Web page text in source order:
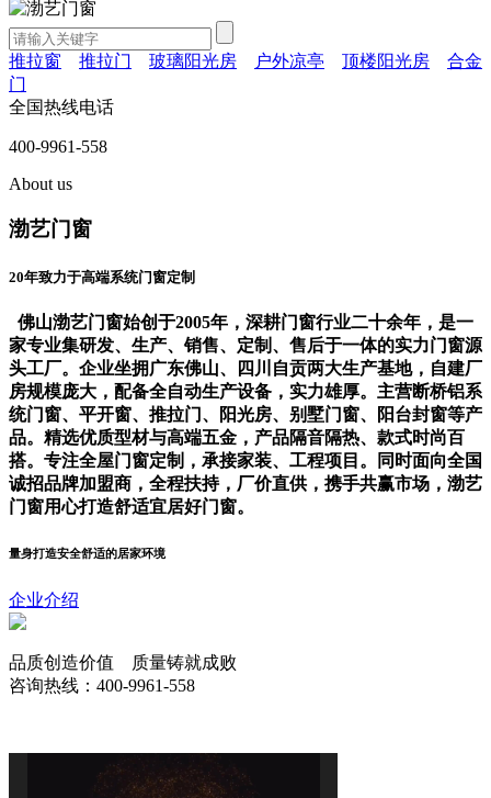
推拉窗 推拉门 玻璃阳光房 户外凉亭 顶楼阳光房
合金
门
全国热线电话
400-9961-558
About us
渤艺门窗
20年致力于高端系统门窗定制
佛山渤艺门窗始创于2005年，深耕门窗行业二十余年，是一
家专业集研发、生产、销售、定制、售后于一体的实力门窗源
头工厂。企业坐拥广东佛山、四川自贡两大生产基地，自建厂
房规模庞大，配备全自动生产设备，实力雄厚。主营断桥铝系
统门窗、平开窗、推拉门、阳光房、别墅门窗、阳台封窗等产
品。精选优质型材与高端五金，产品隔音隔热、款式时尚百
搭。专注全屋门窗定制，承接家装、工程项目。同时面向全国
诚招品牌加盟商，全程扶持，厂价直供，携手共赢市场，渤艺
门窗用心打造舒适宜居好门窗。
量身打造安全舒适的居家环境
企业介绍
品质创造价值 质量铸就成败
咨询热线：400-9961-558